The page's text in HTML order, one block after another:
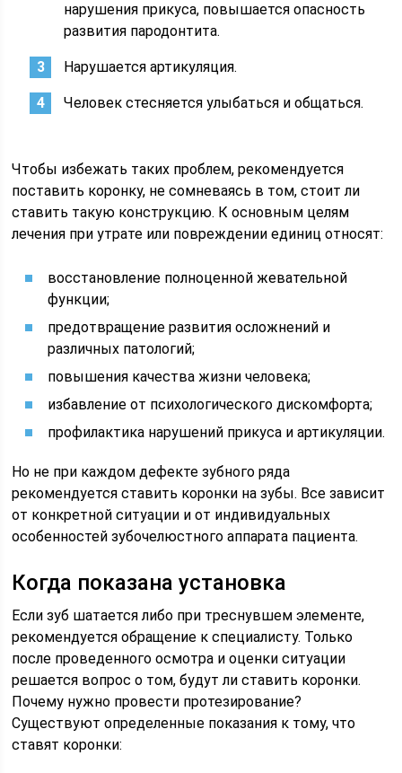
нарушения прикуса, повышается опасность
развития пародонтита.
Нарушается артикуляция.
Человек стесняется улыбаться и общаться.
Чтобы избежать таких проблем, рекомендуется
поставить коронку, не сомневаясь в том, стоит ли
ставить такую конструкцию. К основным целям
лечения при утрате или повреждении единиц относят:
восстановление полноценной жевательной
функции;
предотвращение развития осложнений и
различных патологий;
повышения качества жизни человека;
избавление от психологического дискомфорта;
профилактика нарушений прикуса и артикуляции.
Но не при каждом дефекте зубного ряда
рекомендуется ставить коронки на зубы. Все зависит
от конкретной ситуации и от индивидуальных
особенностей зубочелюстного аппарата пациента.
Когда показана установка
Если зуб шатается либо при треснувшем элементе,
рекомендуется обращение к специалисту. Только
после проведенного осмотра и оценки ситуации
решается вопрос о том, будут ли ставить коронки.
Почему нужно провести протезирование?
Существуют определенные показания к тому, что
ставят коронки: